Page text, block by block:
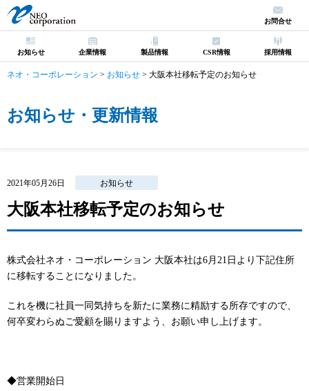
お知らせ 企業情報 製品情報 CSR情報 採用情報
お問合せ
ネオ・コーポレーション > お知らせ > 大阪本社移転予定のお知らせ
お知らせ・更新情報
2021年05月26日 お知らせ
大阪本社移転予定のお知らせ
株式会社ネオ・コーポレーション 大阪本社は6月21日より下記住所
に移転することになりました。
これを機に社員一同気持ちを新たに業務に精励する所存ですので、
何卒変わらぬご愛顧を賜りますよう、お願い申し上げます。
◆営業開始日